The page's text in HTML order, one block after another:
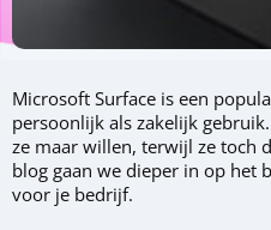
Microsoft Surface is een
persoonlijk als zakelijk
ze maar willen, terwijl ze toch
blog gaan we dieper in op het
voor je bedrijf.